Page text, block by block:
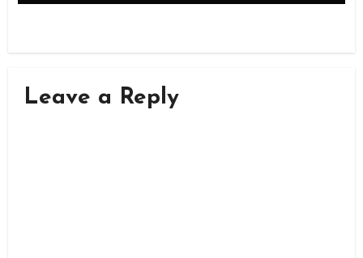
Leave a Reply